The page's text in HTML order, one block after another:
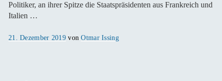
Politiker, an ihrer Spitze die Staatspräsidenten aus Frankreich und
Italien …
Veröffentlicht
21. Dezember 2019 vonOtmar Issing